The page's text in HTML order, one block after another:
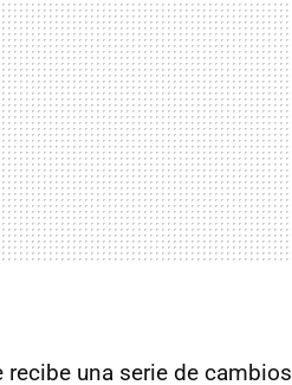
recibe una serie de cambios